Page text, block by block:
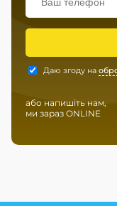
Даю згоду на
або напишіть нам,
ми зараз ONLINE